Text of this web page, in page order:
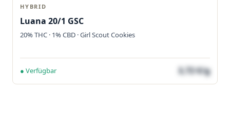
HYBRID
Luana 20/1 GSC
20% THC · 1% CBD · Girl Scout Cookies
● Verfügbar 3,72 €/g